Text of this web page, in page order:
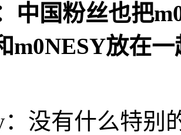
中国粉丝也把
m0NESY放在
：没有什么特别